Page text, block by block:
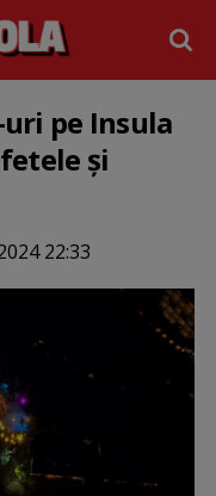
pe Insula
și
22:33